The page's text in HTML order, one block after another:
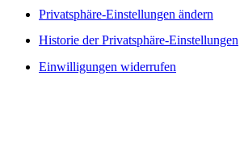
Privatsphäre-Einstellungen ändern
Historie der Privatsphäre-Einstellungen
Einwilligungen widerrufen